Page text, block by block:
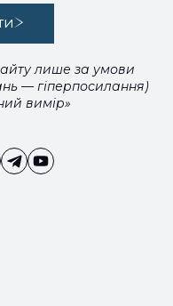
лише за умови
— гіперпосилання)
вимір»